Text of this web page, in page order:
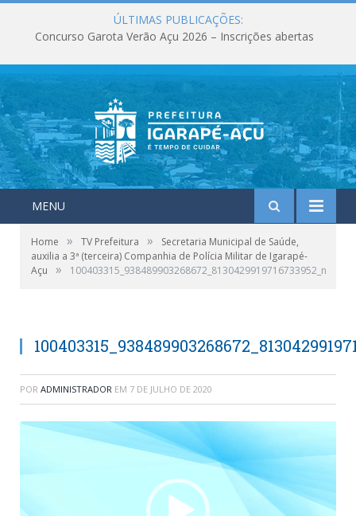
ÚLTIMAS PUBLICAÇÕES:
Concurso Garota Verão Açu 2026 – Inscrições abertas
MENU
Home » TV Prefeitura »
Secretaria Municipal de Saúde,
auxilia a 3ª (terceira) Companhia de Polícia Militar de Igarapé-
Açu
» 100403315_938489903268672_8130429919716733952_n
POR ADMINISTRADOR EM 7 DE JULHO DE 2020
Tocador